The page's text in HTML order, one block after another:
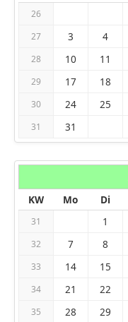
26
27 3 4
28 10 11
29 17 18
30 24 25
31 31
KW
Mo Di
31 1
32 7 8
33 14 15
34 21 22
35 28 29